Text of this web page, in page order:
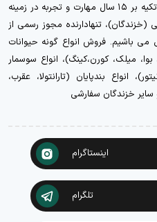
همگام با تکنولوژی روز دنیا و همچنین تکیه بر ۱۵ سال مهارت و تجربه در زمینه
تنهادارنده مجوز رسمی از
باشیم. فروش انواع گونه حیوانات
میلک، کورن،کینگ)، انواع سوسمار
انواع بندپایان (تارانتولا، عقرب،
سایر خزندگان سفارشی
اینستاگرام
تلگرام